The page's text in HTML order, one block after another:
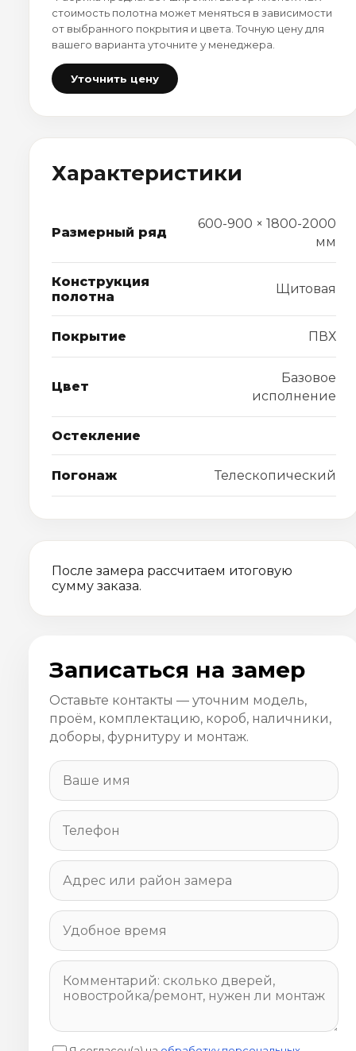
стоимость полотна может меняться в зависимости
от выбранного покрытия и цвета. Точную цену для
вашего варианта уточните у менеджера.
Уточнить цену
Характеристики
Размерный ряд
600-900 × 1800-2000
мм
Конструкция
полотна
Щитовая
Покрытие ПВХ
Цвет
Базовое
исполнение
Остекление
Погонаж Телескопический
После замера рассчитаем итоговую
сумму заказа.
Записаться на замер
Оставьте контакты — уточним модель,
проём, комплектацию, короб, наличники,
доборы, фурнитуру и монтаж.